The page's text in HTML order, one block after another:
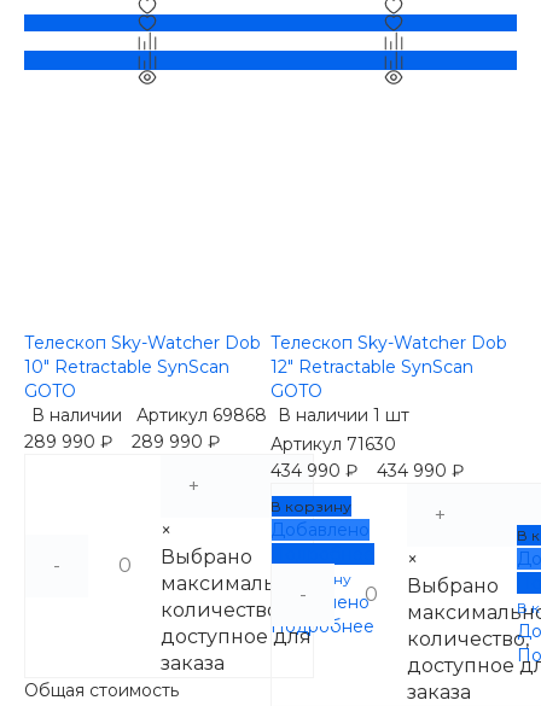
Телескоп Sky-Watcher Dob
10" Retractable SynScan
GOTO
В наличии
Артикул 69868
289 990 ₽
289 990 ₽
-
+
×
Выбрано
максимальное
количество,
доступное для
заказа
В корзину
Добавлено
В корзину
Добавлено
Подробнее
Общая стоимость
Телескоп Sky-Watcher Dob
12" Retractable SynScan
GOTO
В наличии 1 шт
Артикул 71630
434 990 ₽
434 990 ₽
-
+
×
Выбрано
количество,
доступное
заказа
В
В